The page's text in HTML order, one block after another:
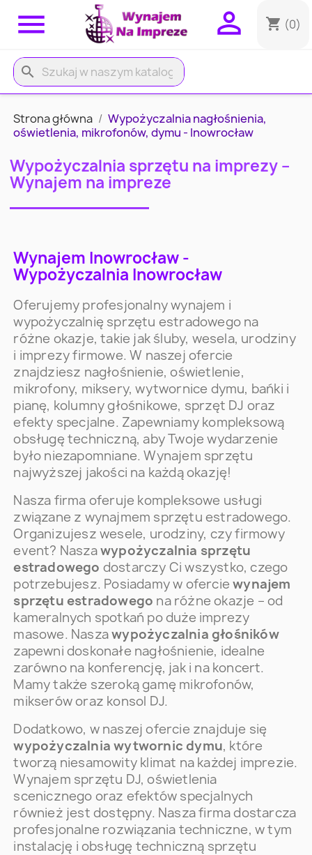
 shopping_cart (0)

search
Strona główna
Wypożyczalnia nagłośnienia,
oświetlenia, mikrofonów, dymu - Inowrocław
Wypożyczalnia sprzętu na imprezy –
Wynajem na impreze
Wynajem Inowrocław -
Wypożyczalnia Inowrocław
Oferujemy profesjonalny wynajem i
wypożyczalnię sprzętu estradowego na
różne okazje, takie jak śluby, wesela, urodziny
i imprezy firmowe. W naszej ofercie
znajdziesz nagłośnienie, oświetlenie,
mikrofony, miksery, wytwornice dymu, bańki i
pianę, kolumny głośnikowe, sprzęt DJ oraz
efekty specjalne. Zapewniamy kompleksową
obsługę techniczną, aby Twoje wydarzenie
było niezapomniane. Wynajem sprzętu
najwyższej jakości na każdą okazję!
Nasza firma oferuje kompleksowe usługi
związane z wynajmem sprzętu estradowego.
Organizujesz wesele, urodziny, czy firmowy
event? Naszawypożyczalnia sprzętu
estradowego dostarczy Ci wszystko, czego
potrzebujesz. Posiadamy w oferciewynajem
sprzętu estradowego na różne okazje – od
kameralnych spotkań po duże imprezy
masowe. Naszawypożyczalnia głośników
zapewni doskonałe nagłośnienie, idealne
zarówno na konferencję, jak i na koncert.
Mamy także szeroką gamę mikrofonów,
mikserów oraz konsol DJ.
Dodatkowo, w naszej ofercie znajduje się
wypożyczalnia wytwornic dymu, które
tworzą niesamowity klimat na każdej imprezie.
Wynajem sprzętu DJ, oświetlenia
scenicznego oraz efektów specjalnych
również jest dostępny. Nasza firma dostarcza
profesjonalne rozwiązania techniczne, w tym
instalację i obsługę techniczną sprzętu